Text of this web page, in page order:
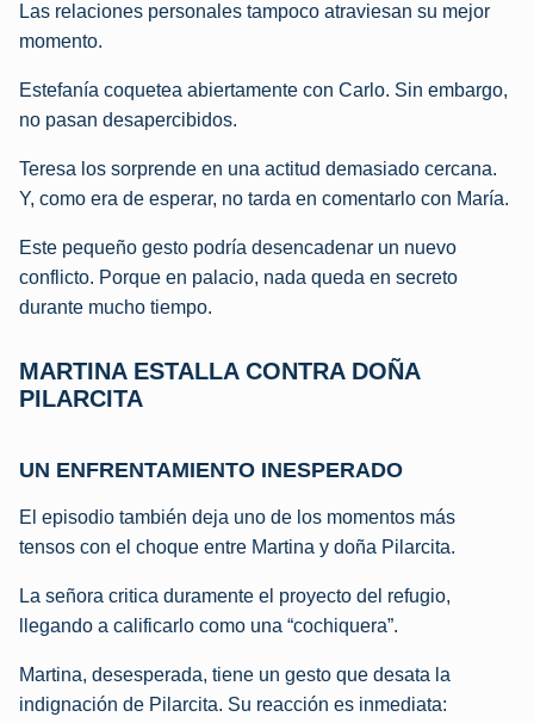
Las relaciones personales tampoco atraviesan su mejor
momento.
Estefanía coquetea abiertamente con Carlo. Sin embargo,
no pasan desapercibidos.
Teresa los sorprende en una actitud demasiado cercana.
Y, como era de esperar, no tarda en comentarlo con María.
Este pequeño gesto podría desencadenar un nuevo
conflicto. Porque en palacio, nada queda en secreto
durante mucho tiempo.
MARTINA ESTALLA CONTRA DOÑA
PILARCITA
UN ENFRENTAMIENTO INESPERADO
El episodio también deja uno de los momentos más
tensos con el choque entre Martina y doña Pilarcita.
La señora critica duramente el proyecto del refugio,
llegando a calificarlo como una “cochiquera”.
Martina, desesperada, tiene un gesto que desata la
indignación de Pilarcita. Su reacción es inmediata: